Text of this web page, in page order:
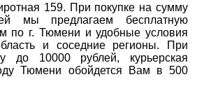
159. При покупке на сумму
мы предлагаем бесплатную
по г. Тюмени и удобные условия
и соседние регионы. При
до 10000 рублей, курьерская
Тюмени обойдется Вам в 500